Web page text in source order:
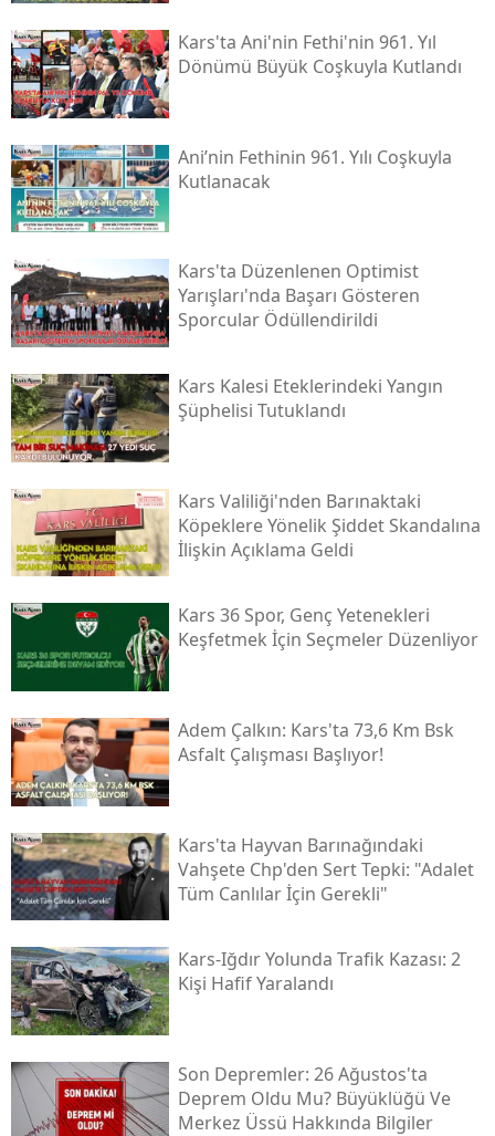
Malatya
Manisa
Mardin
Muş
Nevşehir
Ordu
Samsun
Sinop
Tokat
Tunceli
Şanlıurfa
Zonguldak
Aksaray
Kars'ta Ani'nin Fethi'nin 961. Yıl
Dönümü Büyük Coşkuyla Kutlandı
Ani’nin Fethinin 961. Yılı Coşkuyla
Kutlanacak
Kars'ta Düzenlenen Optimist
Yarışları'nda Başarı Gösteren
Sporcular Ödüllendirildi
Kars Kalesi Eteklerindeki Yangın
Şüphelisi Tutuklandı
Kars Valiliği'nden Barınaktaki
Köpeklere Yönelik Şiddet Skandalına
İlişkin Açıklama Geldi
Kars 36 Spor, Genç Yetenekleri
Keşfetmek İçin Seçmeler Düzenliyor
Adem Çalkın: Kars'ta 73,6 Km Bsk
Asfalt Çalışması Başlıyor!
Kars'ta Hayvan Barınağındaki
Vahşete Chp'den Sert Tepki: "adalet
Tüm Canlılar İçin Gerekli"
Kars-Iğdır Yolunda Trafik Kazası: 2
Kişi Hafif Yaralandı
Son Depremler: 26 Ağustos'ta
Deprem Oldu Mu? Büyüklüğü Ve
Merkez Üssü Hakkında Bilgiler